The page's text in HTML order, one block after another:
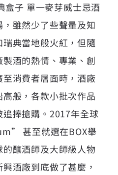
盒子 單一麥芽威士忌酒
雖然少了些聲量及知
典當地般火紅，但隨
酒的熱情、專業、創
消費者層面時，酒廠
般，各款小批次作品
捧搶購。2017年全球
甚至就選在BOX舉
釀酒師及大師級人物
酒廠到底做了甚麼，